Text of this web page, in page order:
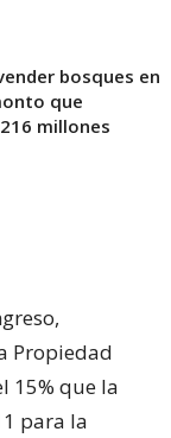
bosques en
que
millones
Propiedad
15% que la
para la